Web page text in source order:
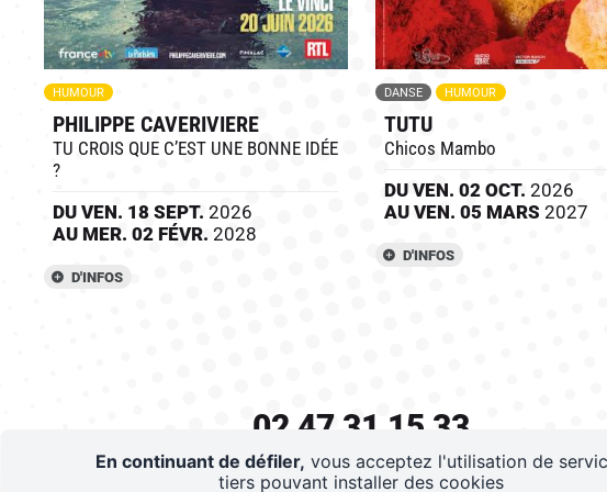
HUMOUR
PHILIPPE CAVERIVIERE
TU CROIS QUE C’EST UNE BONNE IDÉE
?
DU VEN. 18 SEPT. 2026
AU MER. 02 FÉVR. 2028
D'INFOS
DANSE HUMOUR
TUTU
Chicos Mambo
DU VEN. 02 OCT. 2026
AU VEN. 05 MARS 2027
D'INFOS
02 47 31 15 33
AZ PROD - 175 AVENUE ANDRE MAGINOT - 37100
En continuant de défiler, vous acceptez l'utilisation de
tiers pouvant installer des cookies